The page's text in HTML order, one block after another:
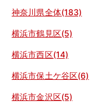
神奈川県全体(183)
横浜市鶴見区(5)
横浜市西区(14)
横浜市保土ケ谷区(6)
横浜市金沢区(5)